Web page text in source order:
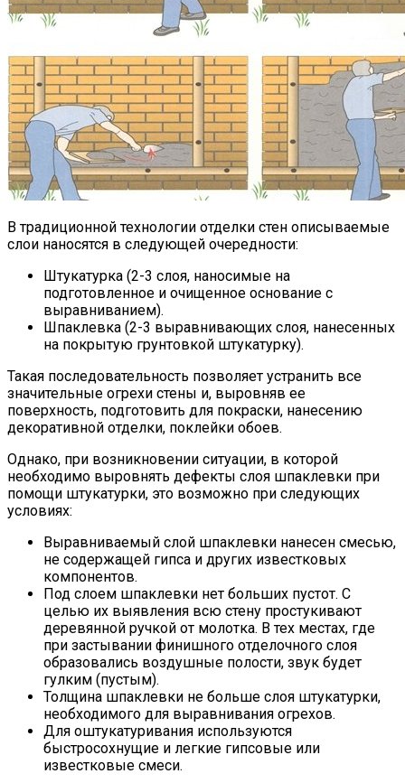
В традиционной технологии отделки стен описываемые
слои наносятся в следующей очередности:
Штукатурка (2-3 слоя, наносимые на
подготовленное и очищенное основание с
выравниванием).
Шпаклевка (2-3 выравнивающих слоя, нанесенных
на покрытую грунтовкой штукатурку).
Такая последовательность позволяет устранить все
значительные огрехи стены и, выровняв ее
поверхность, подготовить для покраски, нанесению
декоративной отделки, поклейки обоев.
Однако, при возникновении ситуации, в которой
необходимо выровнять дефекты слоя шпаклевки при
помощи штукатурки, это возможно при следующих
условиях:
Выравниваемый слой шпаклевки нанесен смесью,
не содержащей гипса и других известковых
компонентов.
Под слоем шпаклевки нет больших пустот. С
целью их выявления всю стену простукивают
деревянной ручкой от молотка. В тех местах, где
при застывании финишного отделочного слоя
образовались воздушные полости, звук будет
гулким (пустым).
Толщина шпаклевки не больше слоя штукатурки,
необходимого для выравнивания огрехов.
Для оштукатуривания используются
быстросохнущие и легкие гипсовые или
известковые смеси.